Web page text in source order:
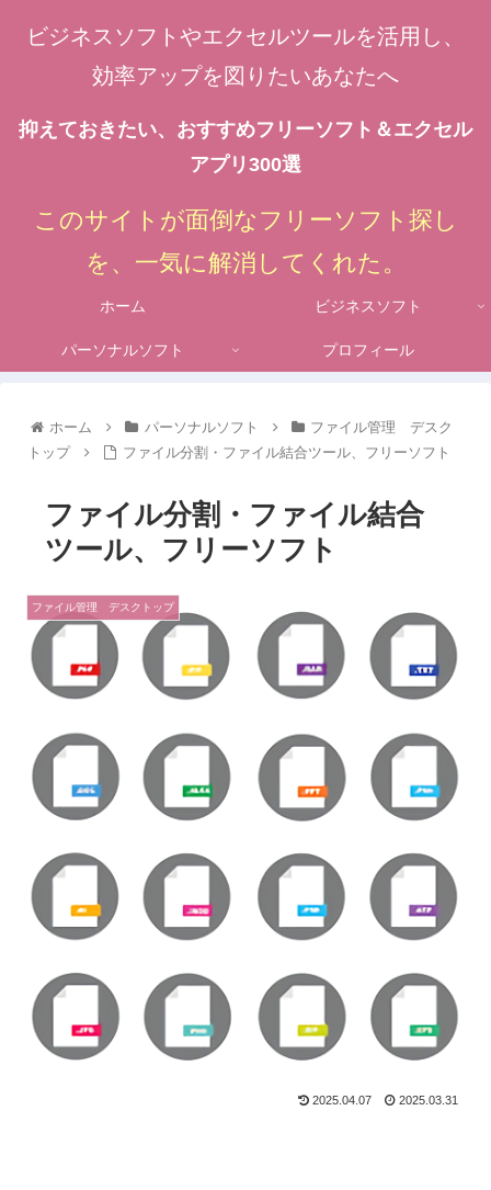
ビジネスソフトやエクセルツールを活用し、
効率アップを図りたいあなたへ
抑えておきたい、おすすめフリーソフト＆エクセル
アプリ300選
このサイトが面倒なフリーソフト探し
を、一気に解消してくれた。
ホーム ビジネスソフト
パーソナルソフト プロフィール
ホーム パーソナルソフト
ファイル管理 デスク
トップ
ファイル分割・ファイル結合ツール、フリーソフト
ファイル分割・ファイル結合
ツール、フリーソフト
ファイル管理 デスクトップ
2025.04.07 2025.03.31